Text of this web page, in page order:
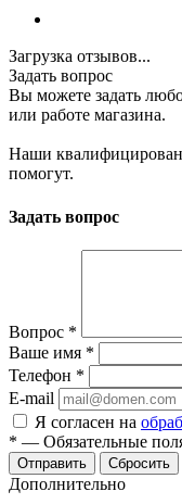
Загрузка отзывов...
Задать вопрос
Вы можете задать
или работе магазина.
Наши
помогут.
Задать вопрос
Вопрос *
Ваше имя *
Телефон *
E-mail
Я согласен на
* — Обязательные
Сбросить
Дополнительно